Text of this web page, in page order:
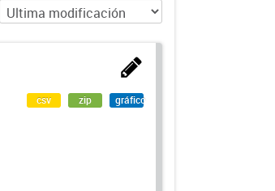
csv zip gráfico